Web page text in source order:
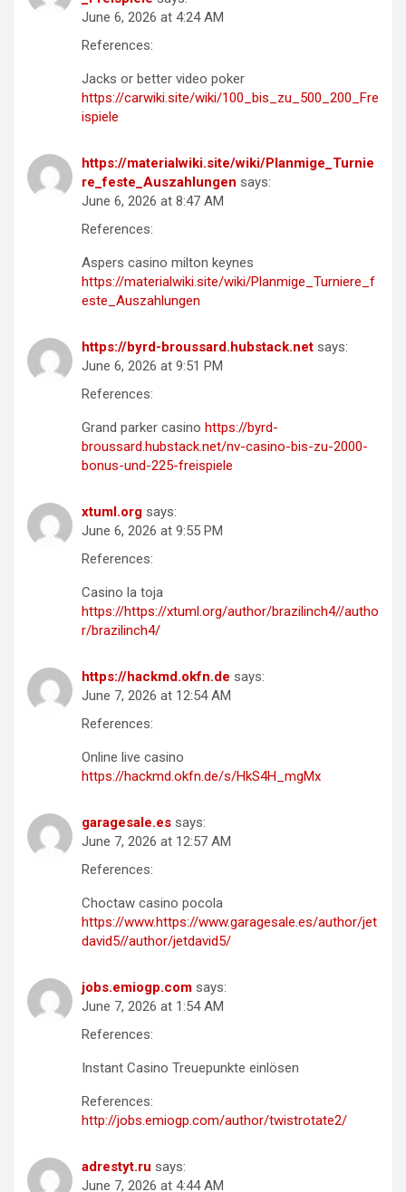
June 6, 2026 at 4:24 AM
References:
Jacks or better video poker
https://carwiki.site/wiki/100_bis_zu_500_200_Fre
ispiele
https://materialwiki.site/wiki/Planmige_Turnie
re_feste_Auszahlungen says:
June 6, 2026 at 8:47 AM
References:
Aspers casino milton keynes
https://materialwiki.site/wiki/Planmige_Turniere_f
este_Auszahlungen
https://byrd-broussard.hubstack.net says:
June 6, 2026 at 9:51 PM
References:
Grand parker casino https://byrd-
broussard.hubstack.net/nv-casino-bis-zu-2000-
bonus-und-225-freispiele
xtuml.org says:
June 6, 2026 at 9:55 PM
References:
Casino la toja
https://https://xtuml.org/author/brazilinch4//autho
r/brazilinch4/
https://hackmd.okfn.de says:
June 7, 2026 at 12:54 AM
References:
Online live casino
https://hackmd.okfn.de/s/HkS4H_mgMx
garagesale.es says:
June 7, 2026 at 12:57 AM
References:
Choctaw casino pocola
https://www.https://www.garagesale.es/author/jet
david5//author/jetdavid5/
jobs.emiogp.com says:
June 7, 2026 at 1:54 AM
References:
Instant Casino Treuepunkte einlösen
References:
http://jobs.emiogp.com/author/twistrotate2/
adrestyt.ru says:
June 7, 2026 at 4:44 AM